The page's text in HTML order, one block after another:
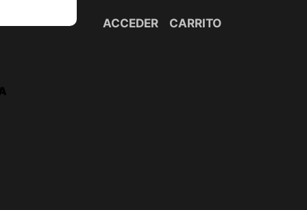
ACCEDER CARRITO